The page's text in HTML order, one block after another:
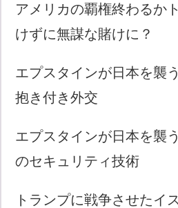
アメリカの覇権終わるか
けずに無謀な賭けに？
エプスタインが日本を襲
抱き付き外交
エプスタインが日本を襲
のセキュリティ技術
トランプに戦争させたイ